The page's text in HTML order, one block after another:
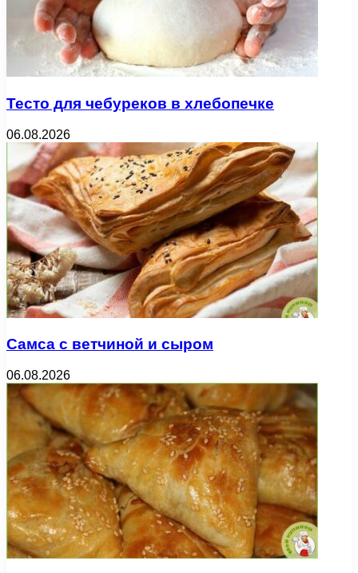
Тесто для чебуреков в хлебопечке
06.08.2026
Самса с ветчиной и сыром
06.08.2026